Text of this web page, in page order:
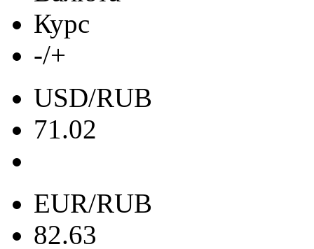
Курс
-/+
USD/RUB
71.02
EUR/RUB
82.63